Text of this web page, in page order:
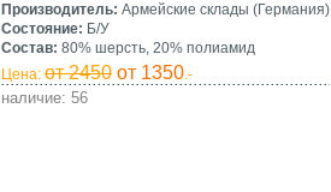
Производитель: Армейские склады (Германия)
Состояние: Б/У
Состав: 80% шерсть, 20% полиамид
Цена: от 2450 от 1350.-
наличие: 56